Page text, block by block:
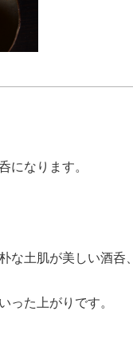
になります。
な土肌が美しい酒呑、
った上がりです。